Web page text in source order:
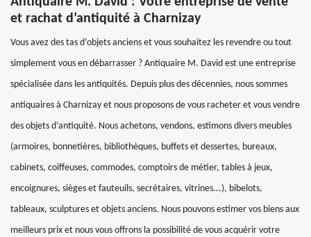
et rachat d’antiquité à Charnizay
Vous avez des tas d’objets anciens et vous souhaitez les revendre ou tout
simplement vous en débarrasser ? Antiquaire M. David est une entreprise
spécialisée dans les antiquités. Depuis plus des décennies, nous sommes
antiquaires à Charnizay et nous proposons de vous racheter et vous vendre
des objets d’antiquité. Nous achetons, vendons, estimons divers meubles
(armoires, bonnetières, bibliothèques, buffets et dessertes, bureaux,
cabinets, coiffeuses, commodes, comptoirs de métier, tables à jeux,
encoignures, sièges et fauteuils, secrétaires, vitrines...), bibelots,
tableaux, sculptures et objets anciens. Nous pouvons estimer vos biens aux
meilleurs prix et nous vous offrons la possibilité de vous acquérir votre